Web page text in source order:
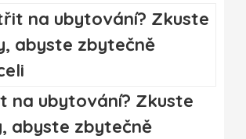
na ubytování? Zkuste
abyste zbytečně